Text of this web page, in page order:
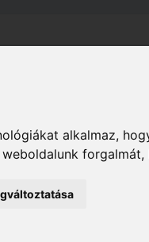
alkalmaz,
Ház
zárbetét BV50001025